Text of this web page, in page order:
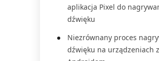
aplikacja Pixel do
dźwięku
Niezrównany proces
dźwięku na urządzeniach z